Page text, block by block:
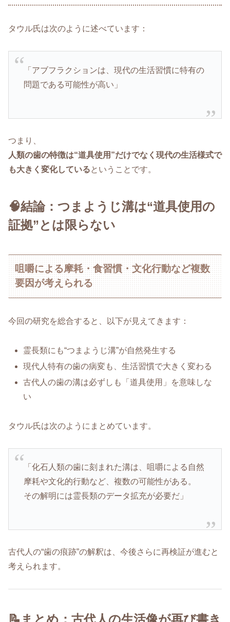
タウル氏は次のように述べています：
「アブフラクションは、現代の生活習慣に特有の
問題である可能性が高い」
つまり、
人類の歯の特徴は“道具使用”だけでなく現代の生活様式で
も大きく変化しているということです。
🧠結論：つまようじ溝は“道具使用の
証拠”とは限らない
咀嚼による摩耗・食習慣・文化行動など複数
要因が考えられる
今回の研究を総合すると、以下が見えてきます：
霊長類にも“つまようじ溝”が自然発生する
現代人特有の歯の病変も、生活習慣で大きく変わる
古代人の歯の溝は必ずしも「道具使用」を意味しな
い
タウル氏は次のようにまとめています。
「化石人類の歯に刻まれた溝は、咀嚼による自然
摩耗や文化的行動など、複数の可能性がある。
その解明には霊長類のデータ拡充が必要だ」
古代人の“歯の痕跡”の解釈は、今後さらに再検証が進むと
考えられます。